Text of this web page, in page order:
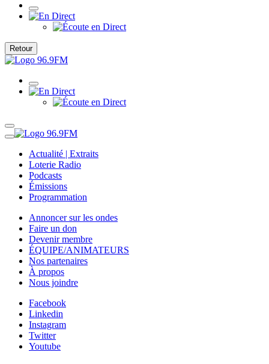
Retour
Actualité | Extraits
Loterie Radio
Podcasts
Émissions
Programmation
Annoncer sur les ondes
Faire un don
Devenir membre
ÉQUIPE/ANIMATEURS
Nos partenaires
À propos
Nous joindre
Facebook
Linkedin
Instagram
Twitter
Youtube